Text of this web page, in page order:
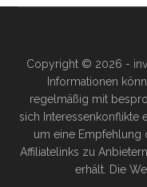
Copyright © 2026 -
Informationen
regelmäßig mit
sich Interessenkonflikte
um eine Empfehlung
Affiliatelinks zu
erhält. Die